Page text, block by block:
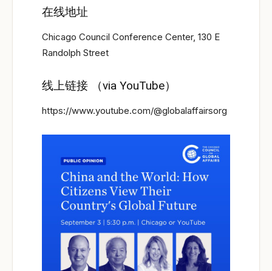
在线地址
Chicago Council Conference Center, 130 E
Randolph Street
线上链接 （via YouTube）
https://www.youtube.com/@globalaffairsorg